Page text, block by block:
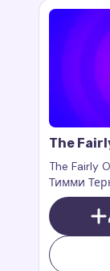
The
Turner
The Fairly
Тимми
для
энергию,
вашему